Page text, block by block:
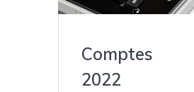
Comptes
2022